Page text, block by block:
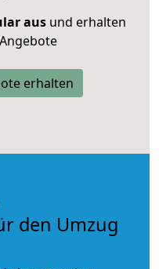
ausund erhalten
erhalten
den Umzug